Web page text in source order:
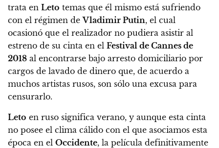
trata en Leto temas que él mismo está sufriendo
con el régimen deVladimir Putin, el cual
ocasionó que el realizador no pudiera asistir al
estreno de su cinta en el Festival de Cannes de
2018 al encontrarse bajo arresto domiciliario por
cargos de lavado de dinero que, de acuerdo a
muchos artistas rusos, son sólo una excusa para
censurarlo.
Leto en ruso significa verano, y aunque esta cinta
no posee el clima cálido con el que asociamos esta
época en el Occidente, la película definitivamente